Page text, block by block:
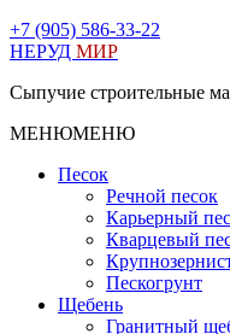
+7 (905) 586-33-22
НЕРУД МИР
Сыпучие строительные
МЕНЮМЕНЮ
Песок
Речной песок
Карьерный
Кварцевый
Пескогрунт
Щебень
Гранитный